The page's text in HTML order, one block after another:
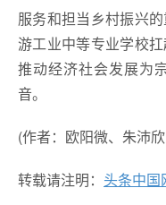
服务和担当乡村振兴
游工业中等专业学校
推动经济社会发展为
音。
(作者：欧阳微、朱沛
转载请注明： 头条中国